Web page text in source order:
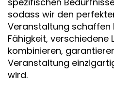
sodass wir den
Veranstaltung schaffen
Fähigkeit, verschiedene
kombinieren,
Veranstaltung
wird.